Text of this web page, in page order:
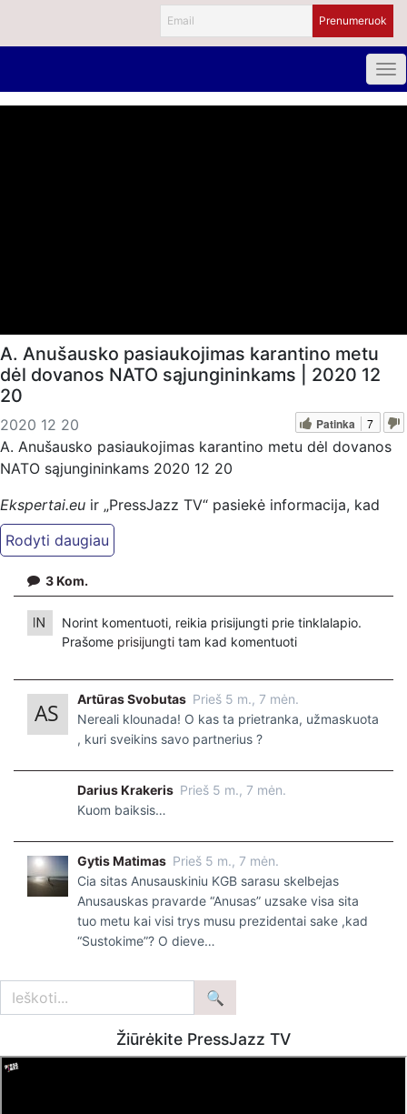
A. Anušausko pasiaukojimas karantino metu
dėl dovanos NATO sąjungininkams | 2020 12
20
2020 12 20 Patinka 7
A. Anušausko pasiaukojimas karantino metu dėl dovanos
NATO sąjungininkams 2020 12 20
Ekspertai.eu ir „PressJazz TV“ pasiekė informacija, kad
naujasis Krašto apsaugos ministras Arvydas Anušauskas,
siekdamas NATO sąjungininkams padaryti išskirtinę
nespėjęs ministras nurodė LR kariuomenės vadui surinkti
kariuomenės orkestro muzikantus ir įrašyti muzikinį kūrinį.
Ši infomacija iš karto pasirodė įtartina – argi griežto
vieningai prašo tautos „SUSTOKIME!“, kas nors gali
organizuoti masinį renginį tik tam, kad rizikuojant žmonių
sveikata, būtų galima padaryti vieno kūrinio įrašą?
Tačiau jei informacija yra, ir ji susijusii A. Anušausku, ją
būtina tikrinti.
nemelavo.
Dar blogiau – atsikleidė, kad kariuomenės muzikantai buvo
priversti pasidaryti testus nuo koronaviruso.
Tačiau ne PGR testus (!), kurie parodo, ar žmogus testo
nešiotojas, o tik greituosius testus, kurių Pasaulio
sveikatos organizacijos (PSO) nerekomenduojama naudoti
koronaviruso infekcijai diagnozuoti (plačiau apie šiuos
testus galite rasti Sveikatos apsagos ministerijos
3Kom.
Norint komentuoti, reikia prisijungti prie tinklalapio.
Prašome prisijungti tam kad komentuoti
Artūras Svobutas Prieš 5 m., 7 mėn.
Nereali klounada! O kas ta prietranka, užmaskuota
, kuri sveikins savo partnerius ?
Darius Krakeris Prieš 5 m., 7 mėn.
Kuom baiksis…
Gytis Matimas Prieš 5 m., 7 mėn.
Cia sitas Anusauskiniu KGB sarasu skelbejas
Anusauskas pravarde “Anusas” uzsake visa sita
tuo metu kai visi trys musu prezidentai sake ,kad
“Sustokime”? O dieve…
Žiūrėkite PressJazz TV